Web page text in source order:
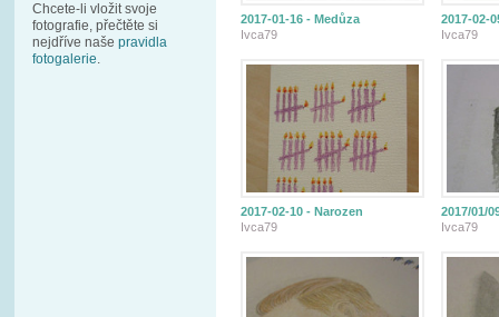
Chcete-li vložit svoje
fotografie, přečtěte si
nejdříve naše pravidla
fotogalerie.
2017-01-16 - Medůza
Ivca79
2017-02-
Ivca79
2017-02-10 - Narozen
Ivca79
2017/01/
Ivca79